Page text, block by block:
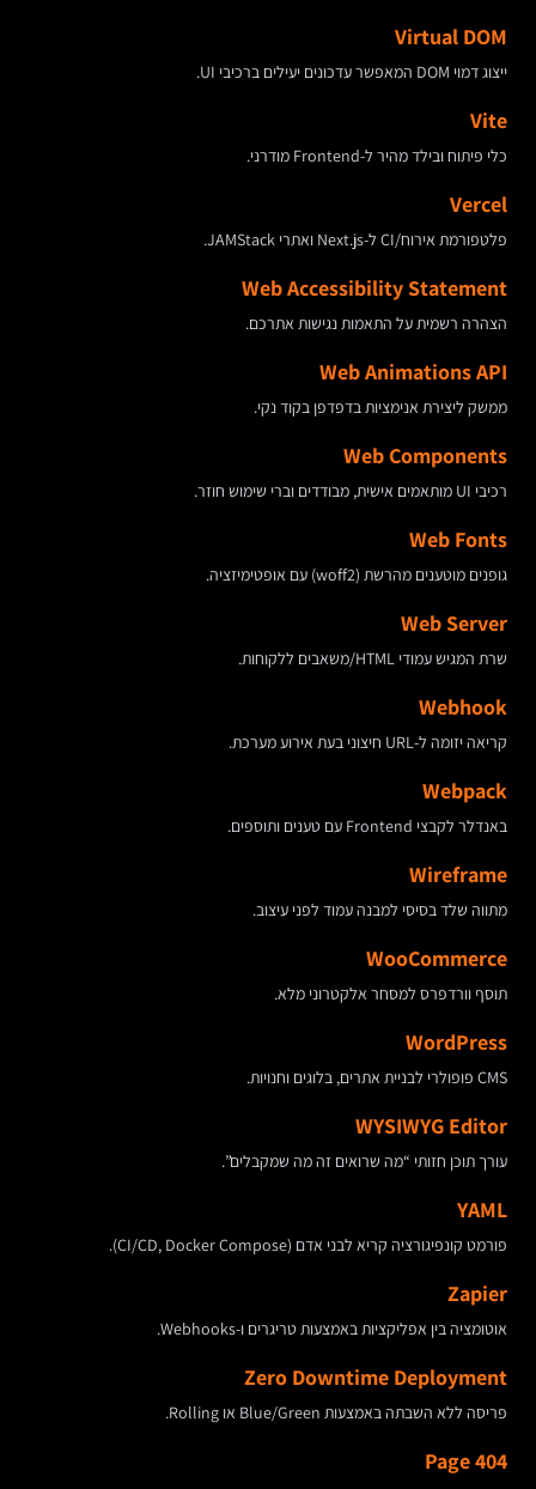
Virtual DOM
ייצוג דמוי DOM המאפשר עדכונים יעילים ברכיבי UI.
Vite
כלי פיתוח ובילד מהיר ל-Frontend מודרני.
Vercel
פלטפורמת אירוח/CI ל-Next.js ואתרי JAMStack.
Web Accessibility Statement
הצהרה רשמית על התאמות נגישות אתרכם.
Web Animations API
ממשק ליצירת אנימציות בדפדפן בקוד נקי.
Web Components
רכיבי UI מותאמים אישית, מבודדים וברי שימוש חוזר.
Web Fonts
גופנים מוטענים מהרשת (woff2) עם אופטימיזציה.
Web Server
שרת המגיש עמודי HTML/משאבים ללקוחות.
Webhook
קריאה יזומה ל-URL חיצוני בעת אירוע מערכת.
Webpack
באנדלר לקבצי Frontend עם טענים ותוספים.
Wireframe
מתווה שלד בסיסי למבנה עמוד לפני עיצוב.
WooCommerce
תוסף וורדפרס למסחר אלקטרוני מלא.
WordPress
CMS פופולרי לבניית אתרים, בלוגים וחנויות.
WYSIWYG Editor
עורך תוכן חזותי “מה שרואים זה מה שמקבלים”.
YAML
פורמט קונפיגורציה קריא לבני אדם (CI/CD, Docker Compose).
Zapier
אוטומציה בין אפליקציות באמצעות טריגרים ו-Webhooks.
Zero Downtime Deployment
פריסה ללא השבתה באמצעות Blue/Green או Rolling.
404 Page